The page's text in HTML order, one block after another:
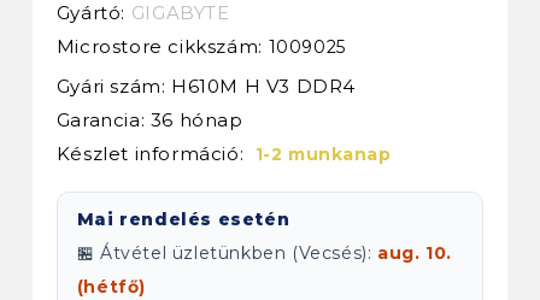
Gyártó: GIGABYTE
Microstore cikkszám: 1009025
Gyári szám: H610M H V3 DDR4
Garancia: 36 hónap
Készlet információ:
1-2 munkanap
Mai rendelés esetén
🏪 Átvétel üzletünkben (Vecsés): aug. 10.
(hétfő)